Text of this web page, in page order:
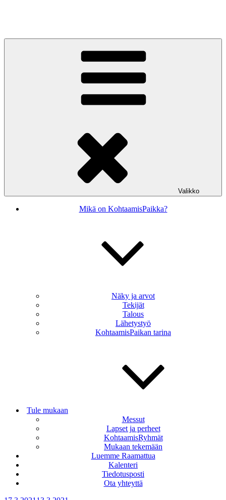
Valikko
Mikä on KohtaamisPaikka?
Näky ja arvot
Tekijät
Talous
Lähetystyö
KohtaamisPaikan tarina
Tule mukaan
Messut
Lapset ja perheet
KohtaamisRyhmät
Mukaan tekemään
Luemme Raamattua
Kalenteri
Tiedotusposti
Ota yhteyttä